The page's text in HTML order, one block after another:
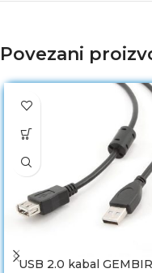
Povezani
USB 2.0 kabal